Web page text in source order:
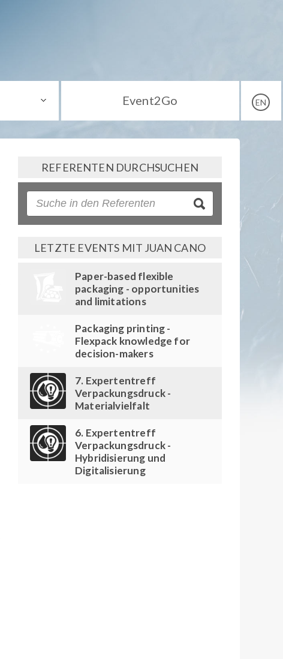
Event2Go EN
REFERENTEN DURCHSUCHEN
LETZTE EVENTS MIT JUAN CANO
Paper-based flexible
packaging - opportunities
and limitations
Packaging printing -
Flexpack knowledge for
decision-makers
7. Expertentreff
Verpackungsdruck -
Materialvielfalt
6. Expertentreff
Verpackungsdruck -
Hybridisierung und
Digitalisierung